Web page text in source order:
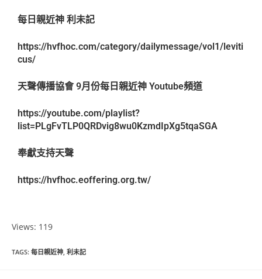
每日親近神 利未記
https://hvfhoc.com/category/dailymessage/vol1/leviti
cus/
天聲傳播協會 9月份每日親近神 Youtube頻道
https://youtube.com/playlist?
list=PLgFvTLP0QRDvig8wu0KzmdIpXg5tqaSGA
奉獻支持天聲
https://hvfhoc.eoffering.org.tw/
Views: 119
TAGS: 每日親近神, 利未記